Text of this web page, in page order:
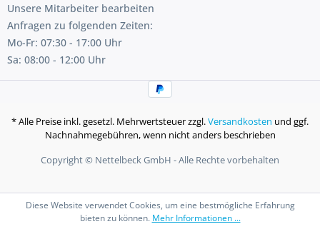
Unsere Mitarbeiter bearbeiten
Anfragen zu folgenden Zeiten:
Mo-Fr: 07:30 - 17:00 Uhr
Sa: 08:00 - 12:00 Uhr
* Alle Preise inkl. gesetzl. Mehrwertsteuer zzgl.Versandkosten und ggf.
Nachnahmegebühren, wenn nicht anders beschrieben
Copyright © Nettelbeck GmbH - Alle Rechte vorbehalten
Diese Website verwendet Cookies, um eine bestmögliche Erfahrung
bieten zu können. Mehr Informationen ...